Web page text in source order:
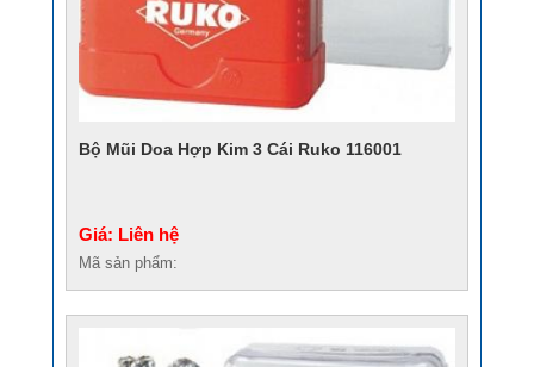
Bộ Mũi Doa Hợp Kim 3 Cái Ruko 116001
Giá: Liên hệ
Mã sản phẩm: